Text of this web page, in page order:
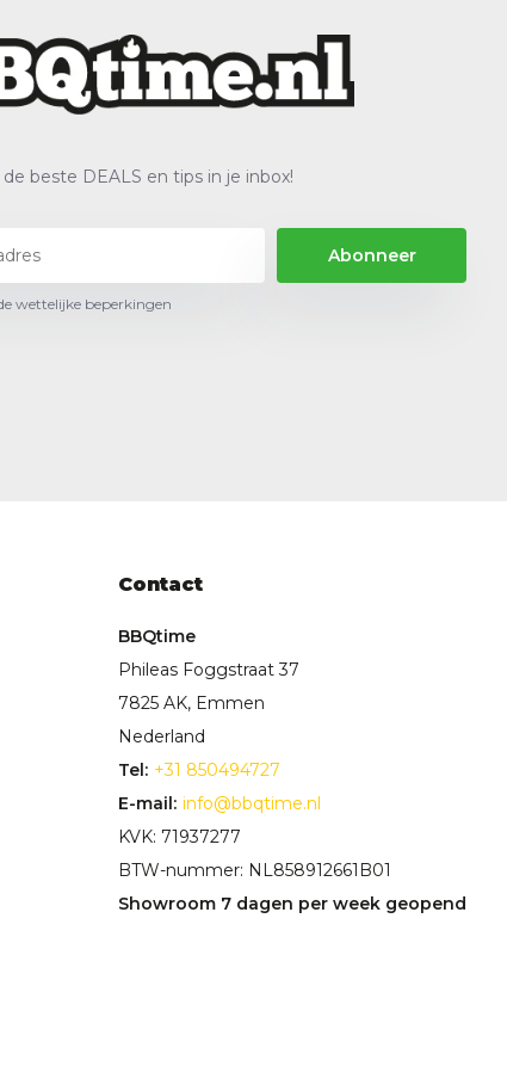
beste DEALS en tips in je inbox!
Abonneer
wettelijke beperkingen
Contact
BBQtime
Phileas Foggstraat 37
7825 AK, Emmen
Nederland
Tel: +31 850494727
E-mail: info@bbqtime.nl
KVK: 71937277
BTW-nummer: NL858912661B01
Showroom 7 dagen per week geopend